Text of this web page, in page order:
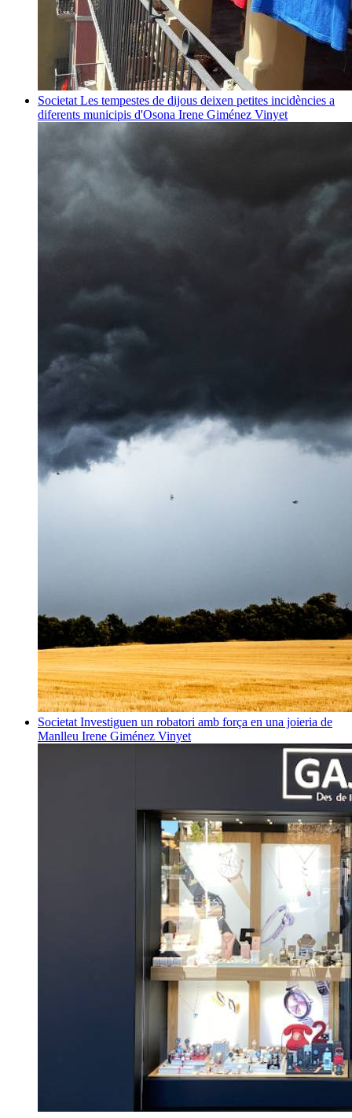
Societat Les tempestes de dijous deixen petites incidències a
diferents municipis d'Osona Irene Giménez Vinyet
Societat Investiguen un robatori amb força en una joieria de
Manlleu Irene Giménez Vinyet